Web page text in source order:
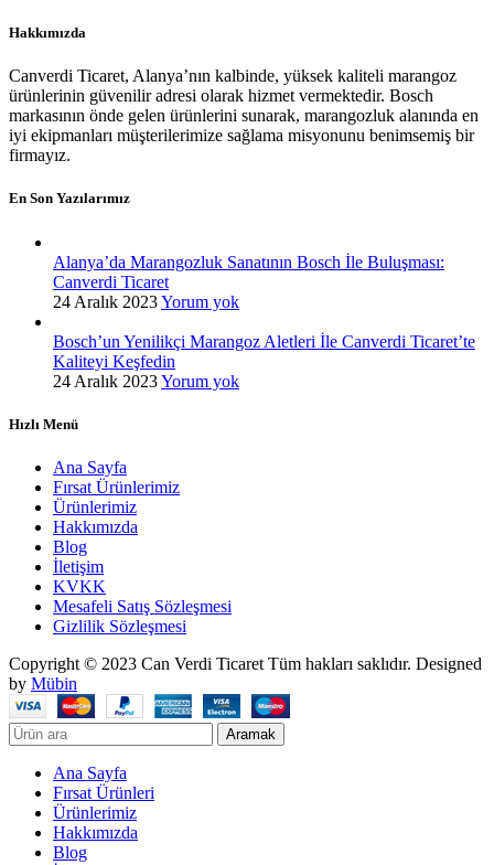
Hakkımızda
Canverdi Ticaret, Alanya’nın kalbinde, yüksek kaliteli marangoz
ürünlerinin güvenilir adresi olarak hizmet vermektedir. Bosch
markasının önde gelen ürünlerini sunarak, marangozluk alanında en
iyi ekipmanları müşterilerimize sağlama misyonunu benimsemiş bir
firmayız.
En Son Yazılarımız
Alanya’da Marangozluk Sanatının Bosch İle Buluşması:
Canverdi Ticaret
24 Aralık 2023Yorum yok
Bosch’un Yenilikçi Marangoz Aletleri İle Canverdi Ticaret’te
Kaliteyi Keşfedin
24 Aralık 2023Yorum yok
Hızlı Menü
Ana Sayfa
Fırsat Ürünlerimiz
Ürünlerimiz
Hakkımızda
Blog
İletişim
KVKK
Mesafeli Satış Sözleşmesi
Gizlilik Sözleşmesi
Copyright © 2023 Can Verdi Ticaret Tüm hakları saklıdır. Designed
by Mübin
Aramak
Ana Sayfa
Fırsat Ürünleri
Ürünlerimiz
Hakkımızda
Blog